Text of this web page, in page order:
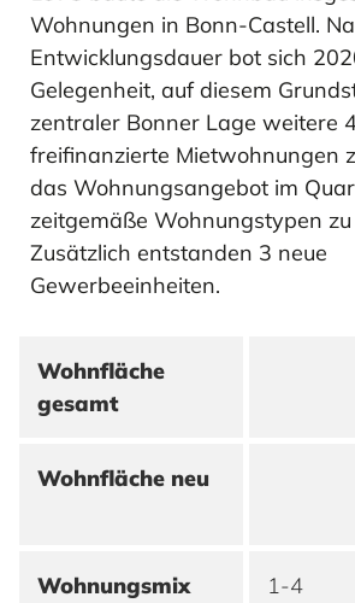
MEHR ERFAHREN
Konzernanhang 2023
MEHR ERFAHREN
Finanzierung
MEHR ERFAHREN
Stiftung
Wohnhilfe
MEHR ERFAHREN
Wohnungen in Bonn-Castell.
Entwicklungsdauer bot sich
Gelegenheit, auf diesem
zentraler Bonner Lage weitere
freifinanzierte Mietwohnungen
das Wohnungsangebot im
zeitgemäße Wohnungstypen
Zusätzlich entstanden 3 neue
Gewerbeeinheiten.
Wohnfläche
gesamt
Wohnfläche neu
Wohnungsmix
1-4
MEHR ERFAHREN
Konzernanhang 2023
MEHR ERFAHREN
Mitarbeiter